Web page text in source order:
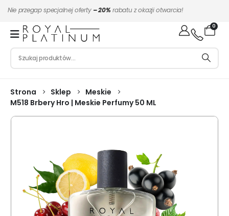
Nie przegap specjalnej oferty – 20%rabatu z okazji otwarcia!
0
Strona Sklep
Meskie
M518 Brbery Hro | Meskie Perfumy 50 ML